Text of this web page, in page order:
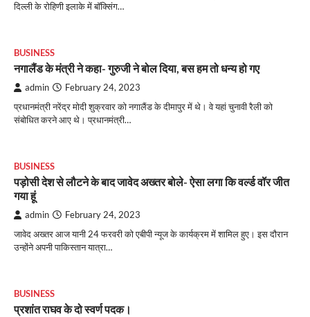
दिल्ली के रोहिणी इलाके में बॉक्सिंग…
BUSINESS
नगालैंड के मंत्री ने कहा- गुरुजी ने बोल दिया, बस हम तो धन्य हो गए
admin February 24, 2023
प्रधानमंत्री नरेंद्र मोदी शुक्रवार को नगालैंड के दीमापुर में थे। वे यहां चुनावी रैली को
संबोधित करने आए थे। प्रधानमंत्री…
BUSINESS
पड़ोसी देश से लौटने के बाद जावेद अख्तर बोले- ऐसा लगा कि वर्ल्ड वॉर जीत
गया हूं
admin February 24, 2023
जावेद अख्तर आज यानी 24 फरवरी को एबीपी न्यूज के कार्यक्रम में शामिल हुए। इस दौरान
उन्होंने अपनी पाकिस्तान यात्रा…
BUSINESS
प्रशांत राघव के दो स्वर्ण पदक।